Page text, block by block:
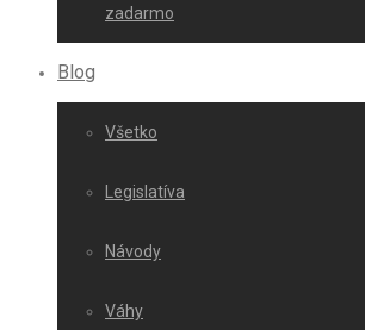
zadarmo
Blog
Všetko
Legislatíva
Návody
Váhy